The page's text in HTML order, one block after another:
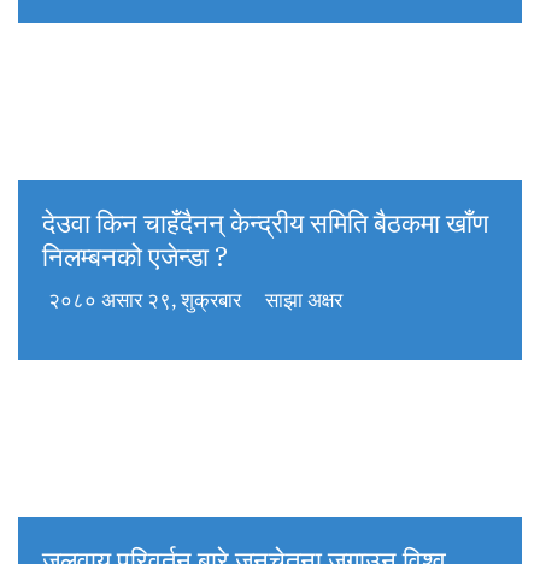
देउवा किन चाहँदैनन् केन्द्रीय समिति बैठकमा खाँण
निलम्बनको एजेन्डा ?
२०८० असार २९, शुक्रबार साझा अक्षर